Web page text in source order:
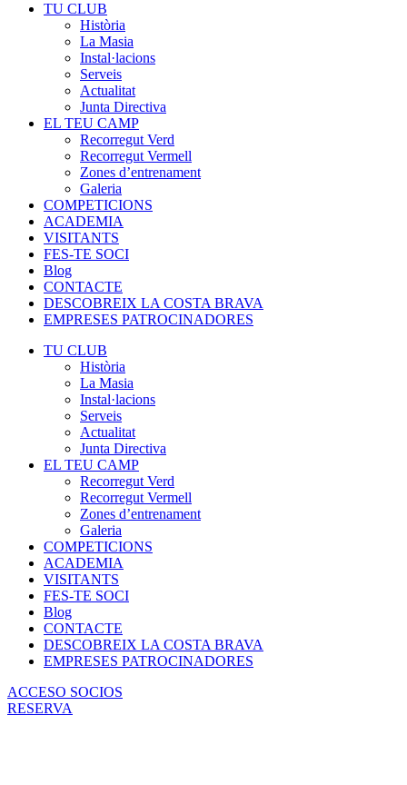
TU CLUB
Història
La Masia
Instal·lacions
Serveis
Actualitat
Junta Directiva
EL TEU CAMP
Recorregut Verd
Recorregut Vermell
Zones d’entrenament
Galeria
COMPETICIONS
ACADEMIA
VISITANTS
FES-TE SOCI
Blog
CONTACTE
DESCOBREIX LA COSTA BRAVA
EMPRESES PATROCINADORES
TU CLUB
Història
La Masia
Instal·lacions
Serveis
Actualitat
Junta Directiva
EL TEU CAMP
Recorregut Verd
Recorregut Vermell
Zones d’entrenament
Galeria
COMPETICIONS
ACADEMIA
VISITANTS
FES-TE SOCI
Blog
CONTACTE
DESCOBREIX LA COSTA BRAVA
EMPRESES PATROCINADORES
ACCESO SOCIOS
RESERVA